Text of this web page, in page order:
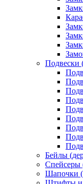
Подвески
Бейлы
Спейсеры
Шапочки